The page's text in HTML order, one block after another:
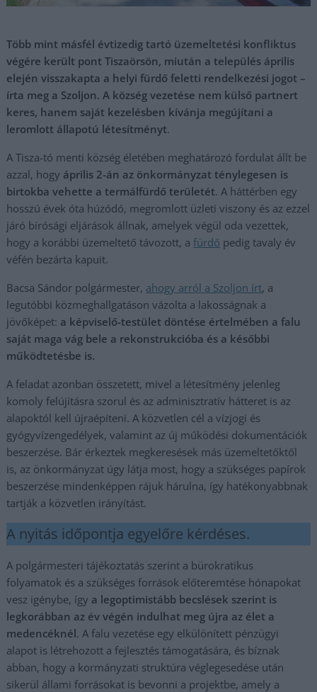
Több mint másfél évtizedig tartó üzemeltetési konfliktus
végére került pont Tiszaörsön, miután a település április
elején visszakapta a helyi fürdő feletti rendelkezési jogot –
írta meg a Szoljon. A község vezetése nem külső partnert
keres, hanem saját kezelésben kívánja megújítani a
leromlott állapotú létesítményt.
A Tisza-tó menti község életében meghatározó fordulat állt be
azzal, hogy április 2-án az önkormányzat ténylegesen is
birtokba vehette a termálfürdő területét. A háttérben egy
hosszú évek óta húzódó, megromlott üzleti viszony és az ezzel
járó bírósági eljárások állnak, amelyek végül oda vezettek,
hogy a korábbi üzemeltető távozott, afürdő pedig tavaly év
véfén bezárta kapuit.
Bacsa Sándor polgármester, ahogy arról a Szoljon írt, a
legutóbbi közmeghallgatáson vázolta a lakosságnak a
jövőképet: a képviselő-testület döntése értelmében a falu
saját maga vág bele a rekonstrukcióba és a későbbi
működtetésbe is.
A feladat azonban összetett, mivel a létesítmény jelenleg
komoly felújításra szorul és az adminisztratív hátteret is az
alapoktól kell újraépíteni. A közvetlen cél a vízjogi és
gyógyvízengedélyek, valamint az új működési dokumentációk
beszerzése. Bár érkeztek megkeresések más üzemeltetőktől
is, az önkormányzat úgy látja most, hogy a szükséges papírok
beszerzése mindenképpen rájuk hárulna, így hatékonyabbnak
tartják a közvetlen irányítást.
A nyitás időpontja egyelőre kérdéses.
A polgármesteri tájékoztatás szerint a bürokratikus
folyamatok és a szükséges források előteremtése hónapokat
vesz igénybe, így a legoptimistább becslések szerint is
legkorábban az év végén indulhat meg újra az élet a
medencéknél. A falu vezetése egy elkülönített pénzügyi
alapot is létrehozott a fejlesztés támogatására, és bíznak
abban, hogy a kormányzati struktúra véglegesedése után
sikerül állami forrásokat is bevonni a projektbe, amely a